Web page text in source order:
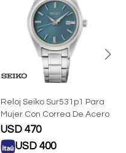
Reloj Seiko Sur531p1 Para
Mujer Con Correa De Acero
USD 470
USD 400